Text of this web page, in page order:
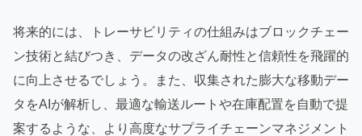
将来的には、トレーサビリティの仕組みはブロックチェー
ン技術と結びつき、データの改ざん耐性と信頼性を飛躍的
に向上させるでしょう。また、収集された膨大な移動デー
タをAIが解析し、最適な輸送ルートや在庫配置を自動で提
案するような、より高度なサプライチェーンマネジメント